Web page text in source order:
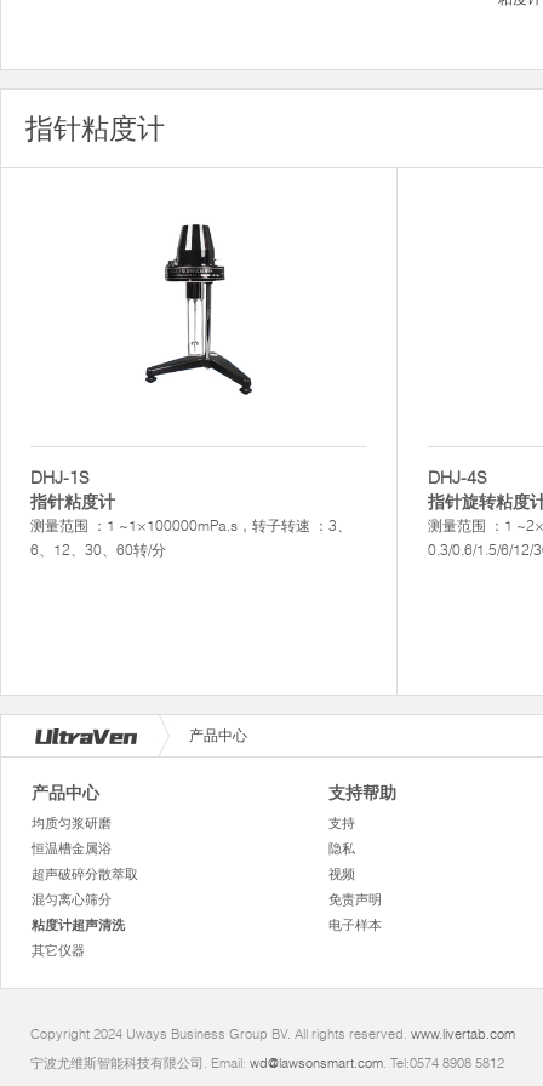
指针粘度计
DHJ-1S
指针粘度计
测量范围 ：1 ~1×100000mPa.s，转子转速 ：3、
6、12、30、60转/分
DHJ-4S
指针旋转粘度
测量范围 ：1
0.3/0.6/1.5/6/12/
产品中心
产品中心
均质匀浆研磨
恒温槽金属浴
超声破碎分散萃取
混匀离心筛分
粘度计超声清洗
其它仪器
支持帮助
支持
隐私
视频
免责声明
电子样本
Copyright 2024 Uways Business Group BV. All rights reserved. www.livertab.com
宁波尤维斯智能科技有限公司. Email: wd@lawsonsmart.com. Tel:0574 8908 5812